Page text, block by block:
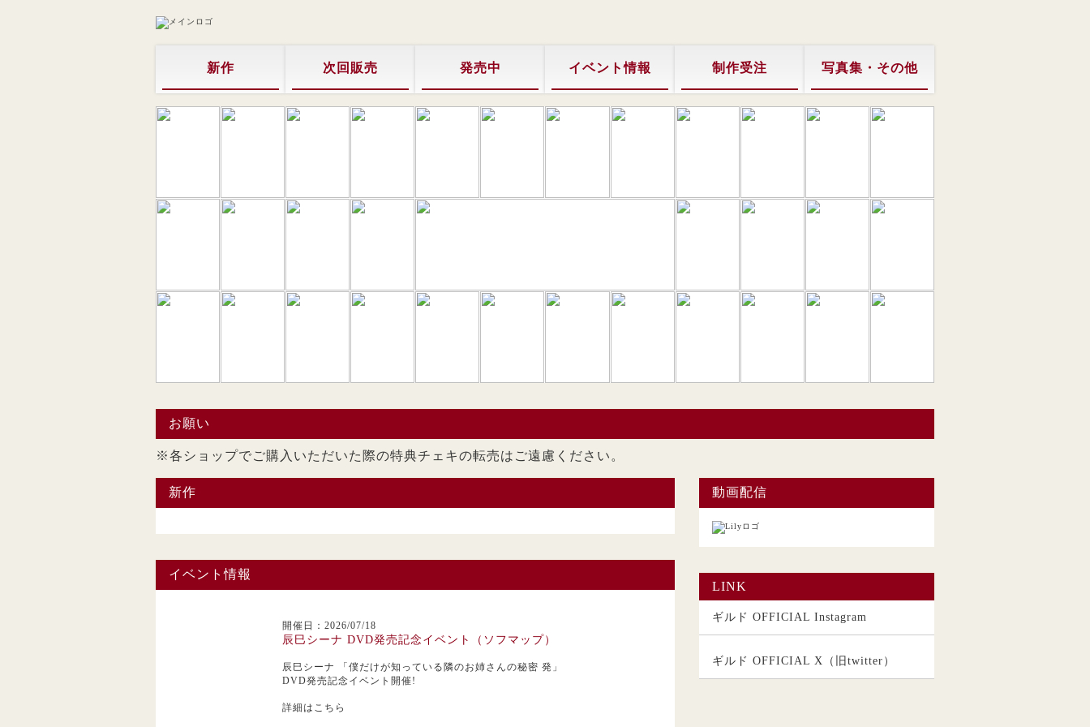
新作 次回販売 発売中 イベント情報 制作受注 写真集・その他
お願い
※各ショップでご購入いただいた際の特典チェキの転売はご遠慮ください。
新作
イベント情報
開催日：2026/07/18
辰巳シーナ DVD発売記念イベント（ソフマップ）
辰巳シーナ
「僕だけが知っている隣のお姉さんの秘密 発」
DVD発売記念イベント開催!
詳細はこちら
動画配信
LINK
ギルド OFFICIAL Instagram
ギルド OFFICIAL X（旧twitter）